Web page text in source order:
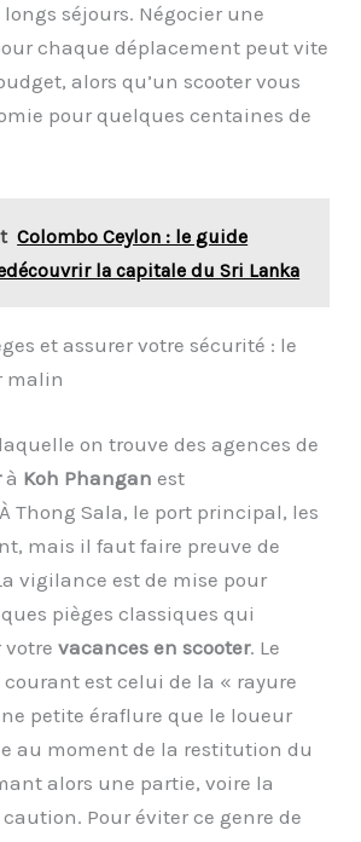
séjours. Négocier une
chaque déplacement peut vite
alors qu’un scooter vous
pour quelques centaines de
Colombo Ceylon : le guide
la capitale du Sri Lanka
et assurer votre sécurité : le
malin
on trouve des agences de
à Koh Phangan est
Thong Sala, le port principal, les
mais il faut faire preuve de
vigilance est de mise pour
pièges classiques qui
votrevacances en scooter. Le
est celui de la « rayure
petite éraflure que le loueur
au moment de la restitution du
alors une partie, voire la
Pour éviter ce genre de